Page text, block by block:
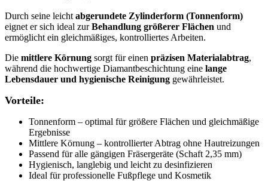
Durch seine leicht abgerundete Zylinderform (Tonnenform)
eignet er sich ideal zurBehandlung größerer Flächen und
ermöglicht ein gleichmäßiges, kontrolliertes Arbeiten.
Die mittlere Körnung sorgt für einen präzisen Materialabtrag,
während die hochwertige Diamantbeschichtung eine lange
Lebensdauer und hygienische Reinigung gewährleistet.
Vorteile:
Tonnenform – optimal für größere Flächen und gleichmäßige
Ergebnisse
Mittlere Körnung – kontrollierter Abtrag ohne Hautreizungen
Passend für alle gängigen Fräsergeräte (Schaft 2,35 mm)
Hygienisch, langlebig und leicht zu desinfizieren
Ideal für professionelle Fußpflege und Kosmetik